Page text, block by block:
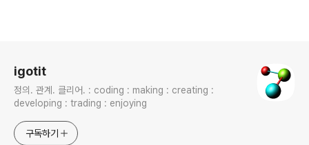
igotit
정의. 관계. 클리어. : coding : making : creating :
developing : trading : enjoying
구독하기